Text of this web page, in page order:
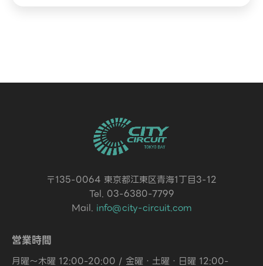
〒135-0064 東京都江東区青海1丁目3-12
Tel. 03-6380-7799
Mail. info@city-circuit.com
営業時間
月曜～木曜 12:00-20:00 / 金曜・土曜・日曜 12:00-